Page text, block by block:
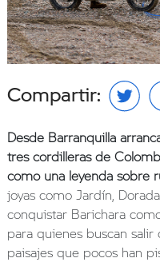
Desde Barranquilla
tres cordilleras de
como una leyenda sobre
joyas como Jardín,
conquistar Barichara
para quienes buscan
paisajes que pocos han
Compartir: